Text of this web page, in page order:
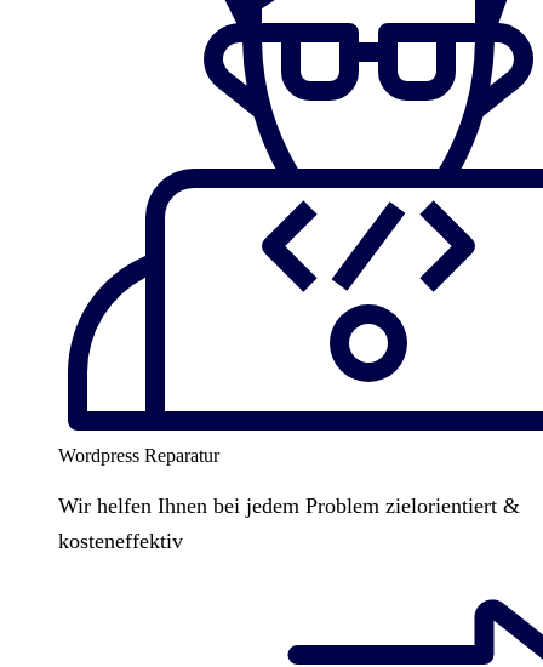
Wordpress Reparatur
Wir helfen Ihnen bei jedem Problem zielorientiert &
kosteneffektiv